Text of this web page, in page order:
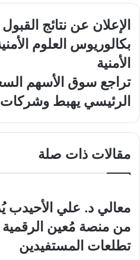
الإعلان
عن
نتائج
القبول
المبدئي
بدورة
بكالوريوس
العلوم
الأمنية
بكلية
الملك
فهد
الأمنية
الإعلان عن نتائج
بكالوريوس العلوم
الأمنية
تراجع
سوق
الأسهم
يهبط
قليلة
ارتفاعًا
تراجع سوق الأسهم
الرئيسي يهبط وشركات
مقالات ذات صلة
معالي د. علي الأحيدب
من منصة مُعين الرقمية
تطلعات المستفيدين